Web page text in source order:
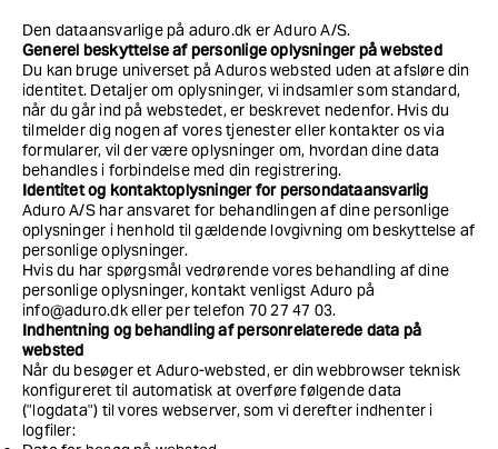
Vælg
land
Land
Fortsæt
Den dataansvarlige på aduro.dk er Aduro A/S.
Generel beskyttelse af personlige oplysninger på websted
Du kan bruge universet på Aduros websted uden at afsløre din
identitet. Detaljer om oplysninger, vi indsamler som standard,
når du går ind på webstedet, er beskrevet nedenfor. Hvis du
tilmelder dig nogen af vores tjenester eller kontakter os via
formularer, vil der være oplysninger om, hvordan dine data
behandles i forbindelse med din registrering.
Identitet og kontaktoplysninger for persondataansvarlig
Aduro A/S har ansvaret for behandlingen af dine personlige
oplysninger i henhold til gældende lovgivning om beskyttelse af
personlige oplysninger.
Hvis du har spørgsmål vedrørende vores behandling af dine
personlige oplysninger, kontakt venligst Aduro på
info@aduro.dk eller per telefon 70 27 47 03.
Indhentning og behandling af personrelaterede data på
websted
Når du besøger et Aduro-websted, er din webbrowser teknisk
konfigureret til automatisk at overføre følgende data
("logdata") til vores webserver, som vi derefter indhenter i
logfiler: